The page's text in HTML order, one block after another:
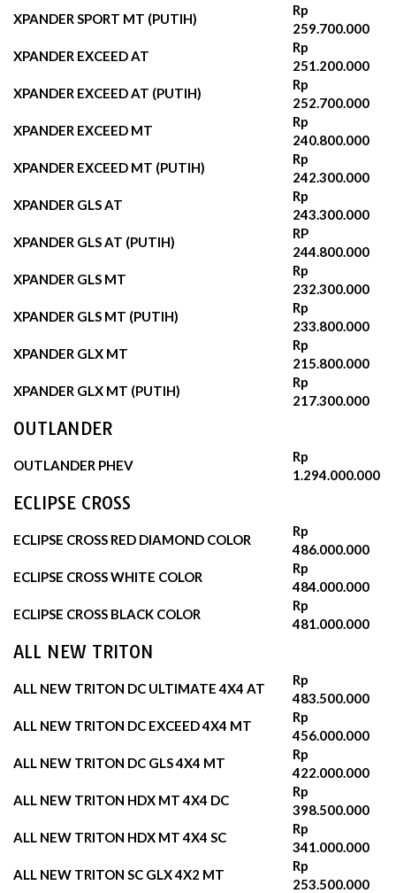
XPANDER SPORT MT (PUTIH)
Rp
259.700.000‬
XPANDER EXCEED AT
Rp
251.200.000‬
XPANDER EXCEED AT (PUTIH)
Rp
252.700.000‬
XPANDER EXCEED MT
Rp
240.800.000‬
XPANDER EXCEED MT (PUTIH)
Rp
242.300.000‬
XPANDER GLS AT
Rp
243.300.000
XPANDER GLS AT (PUTIH)
RP
244.800.000‬
XPANDER GLS MT
Rp
232.300.000‬
XPANDER GLS MT (PUTIH)
Rp
233.800.000
XPANDER GLX MT
Rp
215.800.000
XPANDER GLX MT (PUTIH)
Rp
217.300.000
OUTLANDER
OUTLANDER PHEV
Rp
1.294.000.000
ECLIPSE CROSS
ECLIPSE CROSS RED DIAMOND COLOR
Rp
486.000.000
ECLIPSE CROSS WHITE COLOR
Rp
484.000.000
ECLIPSE CROSS BLACK COLOR
Rp
481.000.000
ALL NEW TRITON
ALL NEW TRITON DC ULTIMATE 4X4 AT
Rp
483.500.000
ALL NEW TRITON DC EXCEED 4X4 MT
Rp
456.000.000
ALL NEW TRITON DC GLS 4X4 MT
Rp
422.000.000
ALL NEW TRITON HDX MT 4X4 DC
Rp
398.500.000
ALL NEW TRITON HDX MT 4X4 SC
Rp
341.000.000
ALL NEW TRITON SC GLX 4X2 MT
Rp
253.500.000